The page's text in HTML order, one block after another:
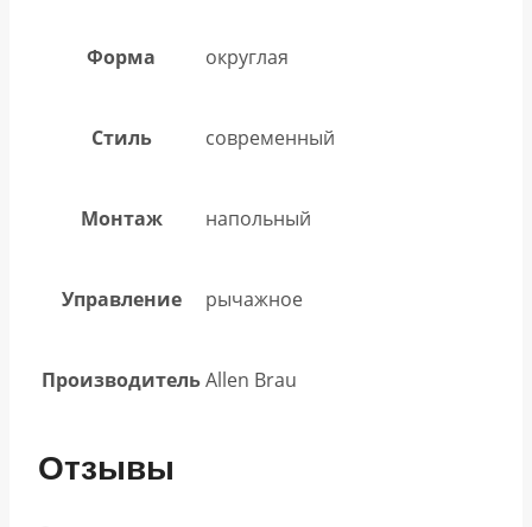
Форма округлая
Стиль современный
Монтаж напольный
Управление рычажное
ПроизводительAllen Brau
Отзывы